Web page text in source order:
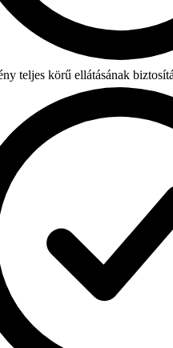
teljes körű ellátásának